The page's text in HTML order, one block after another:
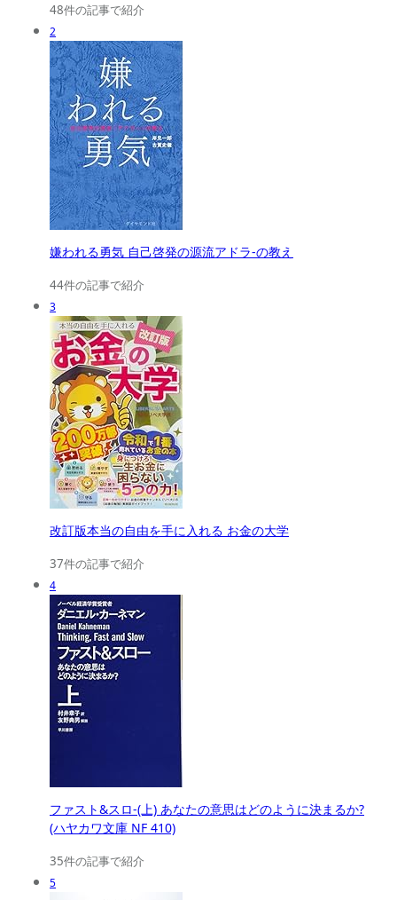
48件の記事で紹介
2
嫌われる勇気 自己啓発の源流アドラ-の教え
44件の記事で紹介
3
改訂版本当の自由を手に入れる お金の大学
37件の記事で紹介
4
ファスト&スロ-(上) あなたの意思はどのように決まるか?
(ハヤカワ文庫 NF 410)
35件の記事で紹介
5